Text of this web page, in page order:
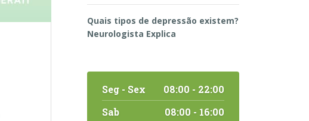
Quais tipos de depressão existem?
Neurologista Explica
Seg - Sex
08:00 - 22:00
Sab
08:00 - 16:00